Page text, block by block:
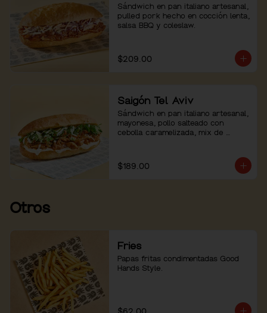
Sándwich en pan italiano artesanal,
pulled pork hecho en cocción lenta,
salsa BBQ y coleslaw.
$209.00
Saigón Tel Aviv
Sándwich en pan italiano artesanal,
mayonesa, pollo salteado con
cebolla caramelizada, mix de
$189.00
Otros
Fries
Papas fritas condimentadas Good
Hands Style.